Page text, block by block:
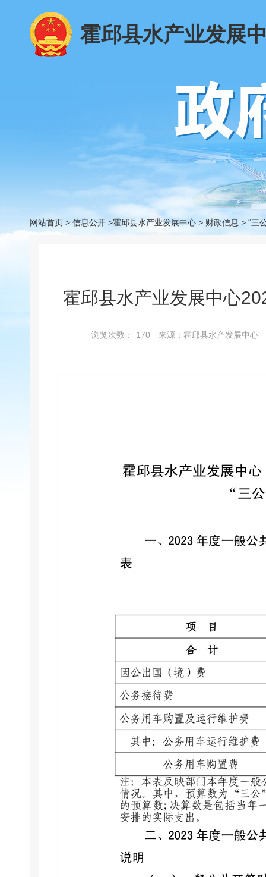
霍邱县水产业发展
网站首页 > 信息公开 >霍邱县水产业发展中心 > 财政信息 > “三
霍邱县水产业发展中心
浏览次数： 170 来源：霍邱县水产发展中心